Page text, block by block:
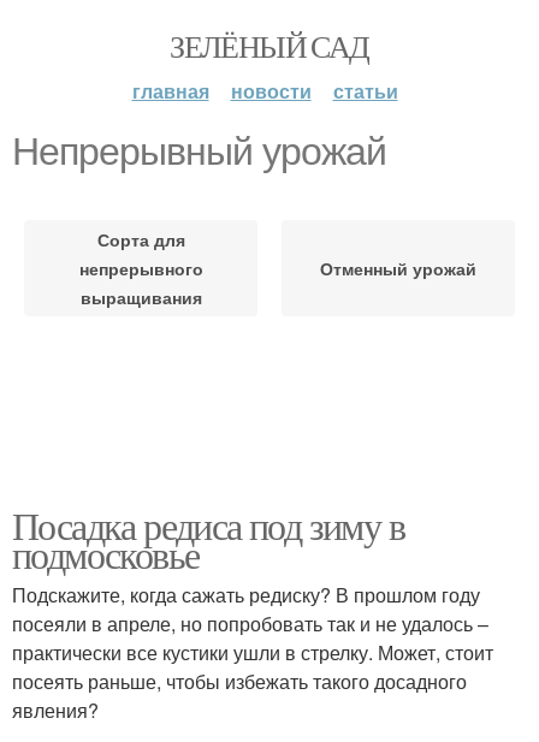
ЗЕЛЁНЫЙ САД
главная новости статьи
Непрерывный урожай
Сорта для
непрерывного
выращивания
Отменный урожай
Посадка редиса под зиму в
подмосковье
Подскажите, когда сажать редиску? В прошлом году
посеяли в апреле, но попробовать так и не удалось –
практически все кустики ушли в стрелку. Может, стоит
посеять раньше, чтобы избежать такого досадного
явления?